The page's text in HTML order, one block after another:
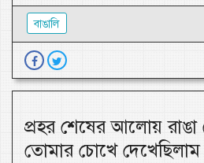
বাঙালি
প্রহর শেষের আলোয় রাঙা
তোমার চোখে